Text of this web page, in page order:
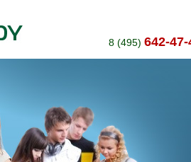
8 (495) 642-47-